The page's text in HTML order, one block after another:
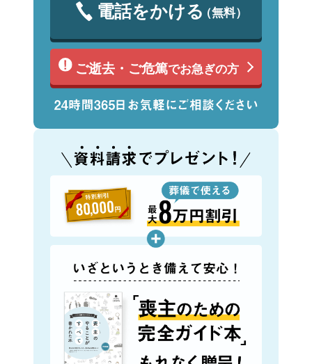
電話をかける（無料）
ご逝去・ご危篤でお急ぎの方